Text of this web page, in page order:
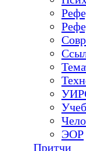
ЭОР
Притчи